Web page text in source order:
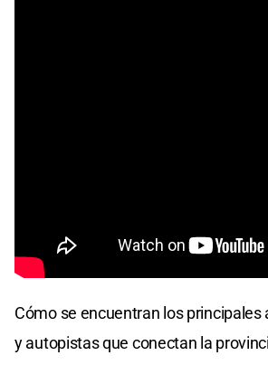
Cómo se encuentran los principales
y autopistas que conectan la